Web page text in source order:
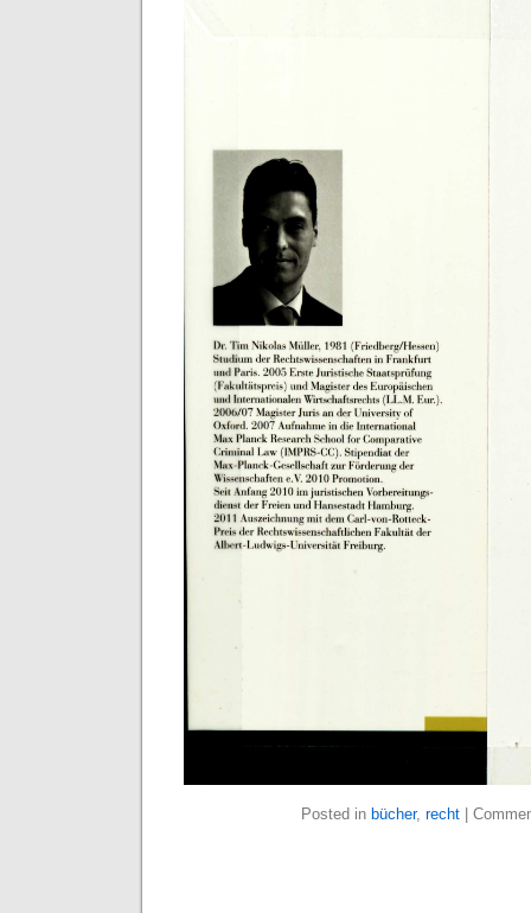
Posted in bücher, recht